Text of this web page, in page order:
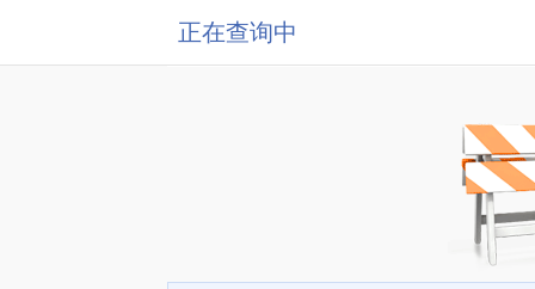
正在查询中